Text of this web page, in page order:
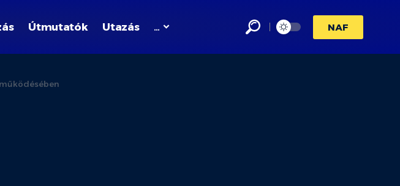
Útmutatók Utazás … NAF